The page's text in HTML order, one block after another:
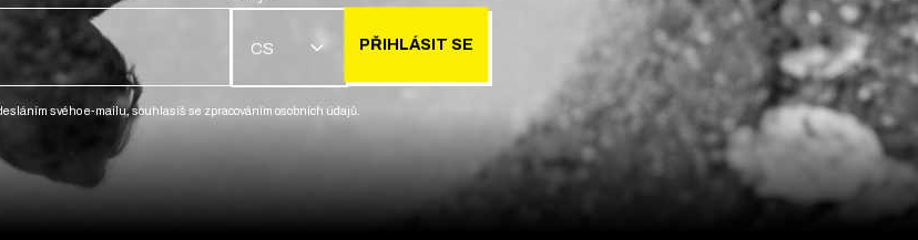
CS PŘIHLÁSIT SE
svého e-mailu, souhlasíš se zpracováním osobních údajů.